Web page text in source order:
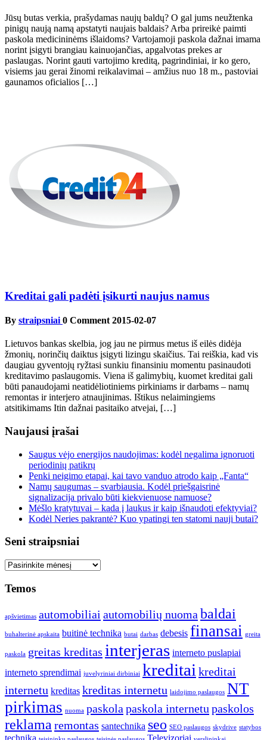
Jūsų butas verkia, prašydamas naujų baldų? O gal jums neužtenka
pinigų naują namą apstatyti naujais baldais? Arba prireikė paimti
paskola medicininėms išlaidoms? Vartojamoji paskola dažnai imama
norint įsigyti brangiau kainuojančias, apgalvotas prekes ar
paslaugas. Norint gauti vartojimo kreditą, pagrindiniai, ir ko gero,
visiems jau gerai žinomi reikalavimai – amžius nuo 18 m., pastoviai
gaunamos oficialios […]
Kreditai gali padėti įsikurti naujus namus
By straipsniai 0 Comment 2015-02-07
Lietuvos bankas skelbia, jog jau ne pirmus metus iš eilės didėja
žmonių, norinčių daiktus įsigyti lizingu skaičius. Tai reiškia, kad vis
daugiau gyventojų ryžtasi sunkiu finansiniu momentu pasinaudoti
kreditavimo paslaugomis. Viena iš galimybių, kuomet kreditai gali
būti panaudojami neatidėliotiniems pirkiniams ir darbams – namų
remontas ir interjero atnaujinimas. Ištikus nelaimingiems
atsitikimams Itin dažnai pasitaiko atvejai, […]
Naujausi įrašai
Saugus vėjo energijos naudojimas: kodėl negalima ignoruoti
periodinių patikrų
Penki neigimo etapai, kai tavo vanduo atrodo kaip „Fanta“
Namų saugumas – svarbiausia. Kodėl priešgaisrinė
signalizacija privalo būti kiekvienuose namuose?
Mėšlo kratytuvai – kada į laukus ir kaip išnaudoti efektyviai?
Kodėl Neries pakrantė? Kuo ypatingi ten statomi nauji butai?
Seni straipsniai
Seni
Temos
apšvietimas automobiliai automobilių nuoma baldai
buhalterinė apskaita buitinė technika butai darbas debesis finansai greita
paskola greitas kreditas interjeras interneto puslapiai
interneto sprendimai juvelyriniai dirbiniai kreditai kreditai
internetu kreditas kreditas internetu laidojimo paslaugos NT
pirkimas nuoma paskola paskola internetu paskolos
reklamaremontas santechnika seo SEO paslaugos skydrive statybos